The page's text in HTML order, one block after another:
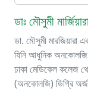
ডাঃ মৌসুমী
ডা. মৌসুমী মারজিয়ারা
যিনি আধুনিক অনকোলজি
ঢাকা মেডিকেল কলেজ
(অনকোলজি) ডিগ্রি